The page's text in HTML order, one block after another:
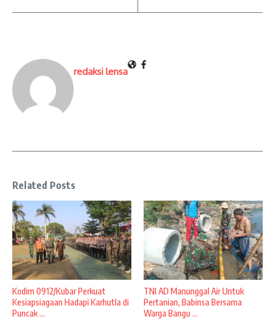
redaksi lensa
Related Posts
Kodim 0912/Kubar Perkuat
Kesiapsiagaan Hadapi Karhutla di
Puncak ...
TNI AD Manunggal Air Untuk
Pertanian, Babinsa Bersama
Warga Bangu ...